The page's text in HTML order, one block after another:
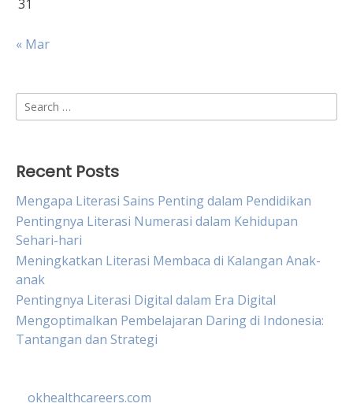
31
« Mar
Search
for:
Recent Posts
Mengapa Literasi Sains Penting dalam Pendidikan
Pentingnya Literasi Numerasi dalam Kehidupan
Sehari-hari
Meningkatkan Literasi Membaca di Kalangan Anak-
anak
Pentingnya Literasi Digital dalam Era Digital
Mengoptimalkan Pembelajaran Daring di Indonesia:
Tantangan dan Strategi
okhealthcareers.com